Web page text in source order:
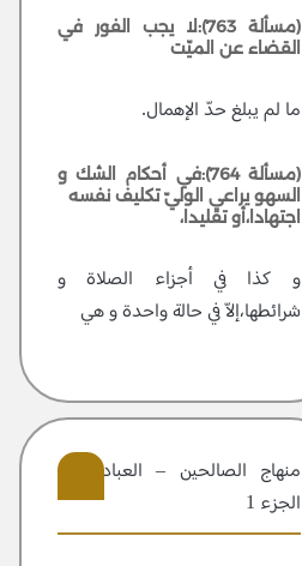
(مسألة 763):لا يجب الفور في
القضاء عن الميّت
ما لم يبلغ حدّ الإهمال.
(مسألة 764):في أحكام الشك و
السهو يراعي الوليّ تكليف نفسه
اجتهادا،أو تقليدا،
و كذا في أجزاء الصلاة و
شرائطها،إلاّ في حالة واحدة و هي
منهاج الصالحين – العبادات –
الجزء 1